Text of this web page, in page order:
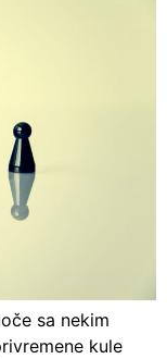
sa nekim
kule